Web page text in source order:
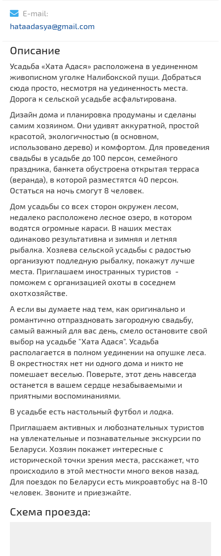
E-mail:
hataadasya@gmail.com
Описание
Усадьба «Хата Адася» расположена в уединенном
живописном уголке Налибокской пущи. Добраться
сюда просто, несмотря на уединенность места.
Дорога к сельской усадьбе асфальтирована.
Дизайн дома и планировка продуманы и сделаны
самим хозяином. Они удивят аккуратной, простой
красотой, экологичностью (в основном,
использовано дерево) и комфортом. Для проведения
свадьбы в усадьбе до 100 персон, семейного
праздника, банкета обустроена открытая терраса
(веранда), в которой разместятся 40 персон.
Остаться на ночь смогут 8 человек.
Дом усадьбы со всех сторон окружен лесом,
недалеко расположено лесное озеро, в котором
водятся огромные караси. В наших местах
одинаково результативна и зимняя и летняя
рыбалка. Хозяева сельской усадьбы с радостью
организуют подледную рыбалку, покажут лучше
места. Приглашаем иностранных туристов -
поможем с организацией охоты в соседнем
охотхозяйстве.
А если вы думаете над тем, как оригинально и
романтично отпраздновать загородную свадьбу,
самый важный для вас день, смело остановите свой
выбор на усадьбе "Хата Адася". Усадьба
располагается в полном уединении на опушке леса.
В окрестностях нет ни одного дома и никто не
помешает веселью. Поверьте, этот день навсегда
останется в вашем сердце незабываемыми и
приятными воспоминаниями.
В усадьбе есть настольный футбол и лодка.
Приглашаем активных и любознательных туристов
на увлекательные и познавательные экскурсии по
Беларуси. Хозяин покажет интересные с
исторической точки зрения места, расскажет, что
происходило в этой местности много веков назад.
Для поездок по Беларуси есть микроавтобус на 8-10
человек. Звоните и приезжайте.
Схема проезда: